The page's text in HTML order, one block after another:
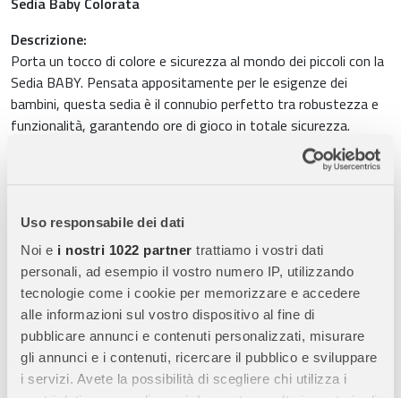
Uso responsabile dei dati
Noi e i nostri 1022 partner trattiamo i vostri dati
personali, ad esempio il vostro numero IP, utilizzando
tecnologie come i cookie per memorizzare e accedere
alle informazioni sul vostro dispositivo al fine di
pubblicare annunci e contenuti personalizzati, misurare
gli annunci e i contenuti, ricercare il pubblico e sviluppare
i servizi. Avete la possibilità di scegliere chi utilizza i
Descrizione:
Porta un tocco di colore e sicurezza al mondo dei piccoli con la
Sedia BABY. Pensata appositamente per le esigenze dei
bambini, questa sedia è il connubio perfetto tra robustezza e
funzionalità, garantendo ore di gioco in totale sicurezza.
Materiale di Alta Qualità:La sedia è realizzata in plastica
bambini durante l’uso.
Design Confortevole:Pensata per i bambini, la sedia ha
dimensioni ottimali che offrono un’ottima ergonomia e
comfort durante l’uso.
Facile da Maneggiare:Leggera e di dimensioni contenute, è